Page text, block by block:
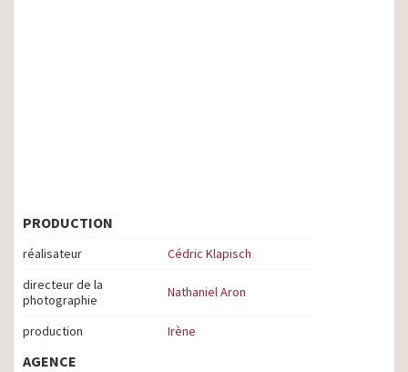
PRODUCTION
réalisateur
Cédric Klapisch
directeur de la
photographie
Nathaniel Aron
production Irène
AGENCE